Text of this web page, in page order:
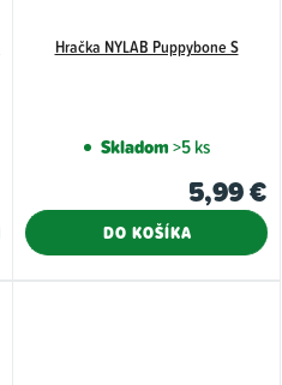
Hračka NYLAB Puppybone S
Skladom>5 ks
5,99 €
DO KOŠÍKA